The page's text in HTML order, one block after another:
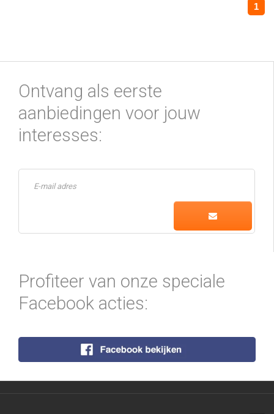
1
Ontvang als eerste
aanbiedingen voor jouw
interesses:
Profiteer van onze speciale
Facebook acties: